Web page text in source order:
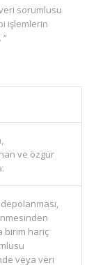
sorumlusu
işlemlerin
ve özgür
birim hariç
veya veri